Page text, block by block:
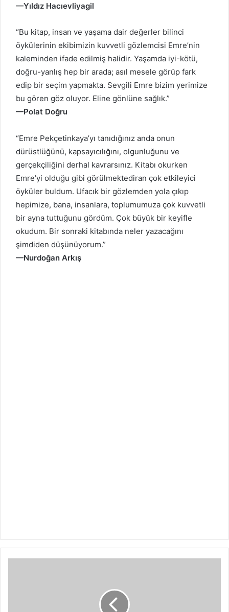
—Yıldız Hacıevliyagil
“Bu kitap, insan ve yaşama dair değerler bilinci
öykülerinin ekibimizin kuvvetli gözlemcisi Emre’nin
kaleminden ifade edilmiş halidir. Yaşamda iyi-kötü,
doğru-yanlış hep bir arada; asıl mesele görüp fark
edip bir seçim yapmakta. Sevgili Emre bizim yerimize
bu gören göz oluyor. Eline gönlüne sağlık.”
—Polat Doğru
“Emre Pekçetinkaya’yı tanıdığınız anda onun
dürüstlüğünü, kapsayıcılığını, olgunluğunu ve
gerçekçiliğini derhal kavrarsınız. Kitabı okurken
Emre’yi olduğu gibi görülmektediran çok etkileyici
öyküler buldum. Ufacık bir gözlemden yola çıkıp
hepimize, bana, insanlara, toplumumuza çok kuvvetli
bir ayna tuttuğunu gördüm. Çok büyük bir keyifle
okudum. Bir sonraki kitabında neler yazacağını
şimdiden düşünüyorum.”
—Nurdoğan Arkış